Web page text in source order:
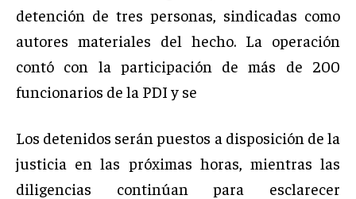
detención de tres personas, sindicadas como
autores materiales del hecho. La operación
contó con la participación de más de 200
funcionarios de la PDI y se
Los detenidos serán puestos a disposición de la
justicia en las próximas horas, mientras las
diligencias continúan para esclarecer